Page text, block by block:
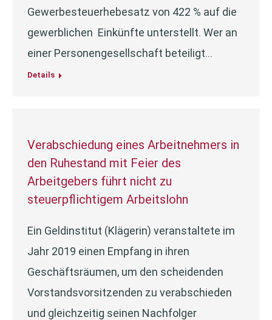
Gewerbesteuerhebesatz von 422 % auf die
gewerblichen Einkünfte unterstellt. Wer an
einer Personengesellschaft beteiligt…
Details
Verabschiedung eines Arbeitnehmers in
den Ruhestand mit Feier des
Arbeitgebers führt nicht zu
steuerpflichtigem Arbeitslohn
Ein Geldinstitut (Klägerin) veranstaltete im
Jahr 2019 einen Empfang in ihren
Geschäftsräumen, um den scheidenden
Vorstandsvorsitzenden zu verabschieden
und gleichzeitig seinen Nachfolger